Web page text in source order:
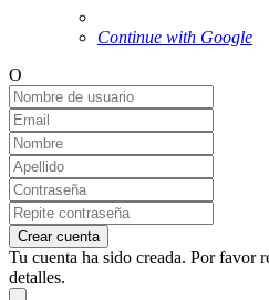
Continue with Google
O
Crear cuenta
Tu cuenta ha sido creada. Por favor
detalles.